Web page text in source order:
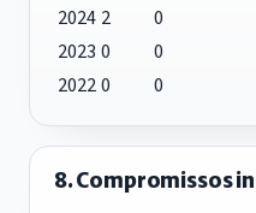
2024 2 0
2023 0 0
20220 0
8. Compromissos